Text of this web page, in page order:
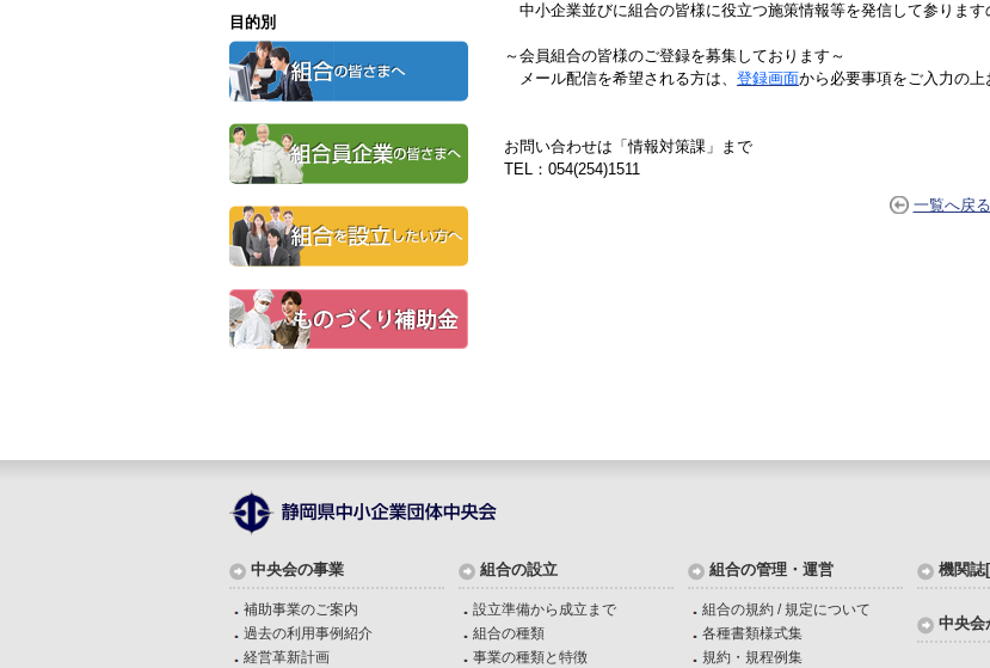
中小企業並びに組合の皆様に役立つ施策情報等を発信して参ります
～会員組合の皆様のご登録を募集しております～
メール配信を希望される方は、 登録画面から必要事項をご入力の上
お問い合わせは「情報対策課」まで
TEL：054(254)1511
一覧へ戻る
目的別
中央会の事業
補助事業のご案内
過去の利用事例紹介
経営革新計画
組合の設立
設立準備から成立まで
組合の種類
事業の種類と特徴
組合の管理・運営
組合の規約 / 規定について
各種書類様式集
規約・規程例集
機関誌
中央会